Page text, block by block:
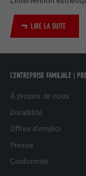
LIRE LA SUITE
L’ENTREPRISE FAMILIALE |
À propos de nous
Durabilité
Offres d’emploi
Presse
Conformité
UTILITÉ
FOURNISSEUR
EXPIRATION